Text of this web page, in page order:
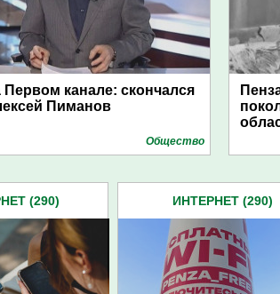
Первом канале: скончался
Пиманов
Общество
(290) ИНТЕРНЕТ (290)